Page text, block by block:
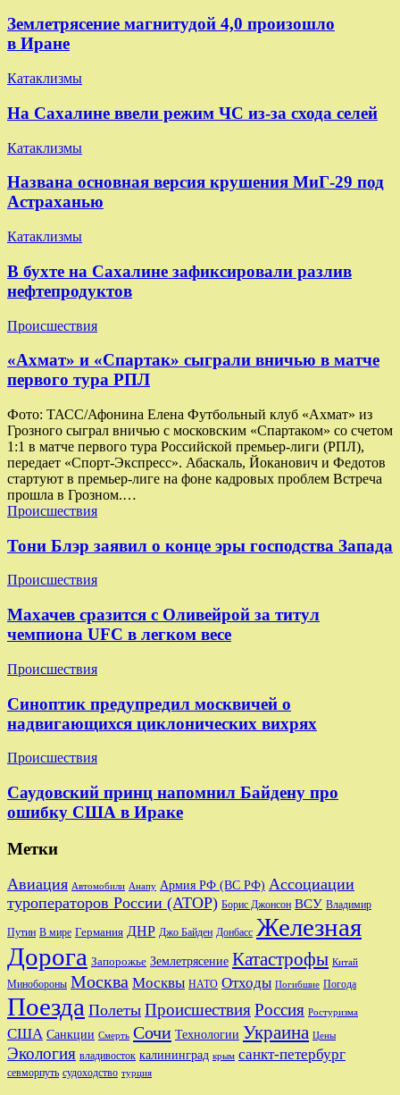
Землетрясение магнитудой 4,0 произошло
в Иране
Катаклизмы
На Сахалине ввели режим ЧС из-за схода селей
Катаклизмы
Названа основная версия крушения МиГ-29 под
Астраханью
Катаклизмы
В бухте на Сахалине зафиксировали разлив
нефтепродуктов
Происшествия
«Ахмат» и «Спартак» сыграли вничью в матче
первого тура РПЛ
Фото: ТАСС/Афонина Елена Футбольный клуб «Ахмат» из
Грозного сыграл вничью с московским «Спартаком» со счетом
1:1 в матче первого тура Российской премьер-лиги (РПЛ),
передает «Спорт-Экспресс». Абаскаль, Йоканович и Федотов
стартуют в премьер-лиге на фоне кадровых проблем Встреча
прошла в Грозном.…
Происшествия
Тони Блэр заявил о конце эры господства Запада
Происшествия
Махачев сразится с Оливейрой за титул
чемпиона UFC в легком весе
Происшествия
Синоптик предупредил москвичей о
надвигающихся циклонических вихрях
Происшествия
Саудовский принц напомнил Байдену про
ошибку США в Ираке
Метки
Авиация Автомобили Анапу Армия РФ (ВС РФ) Ассоциации
туроператоров России (АТОР) Борис Джонсон ВСУ Владимир
Путин В мире Германия ДНР Джо Байден Донбасс Железная
Дорога Запорожье Землетрясение Катастрофы Китай
Минобороны Москва Москвы НАТО Отходы Погибшие Погода
Поезда Полеты ПроисшествияРоссия Ростуризма
США Санкции Смерть Сочи Технологии Украина Цены
Экология владивосток калининград крым санкт-петербург
севморпуть судоходство турция